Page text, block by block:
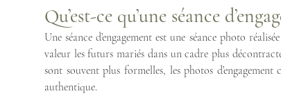
Qu’est-ce qu’une séance
Une séance d’engagement est une séance photo
valeur les futurs mariés dans un cadre plus
sont souvent plus formelles, les photos
authentique.